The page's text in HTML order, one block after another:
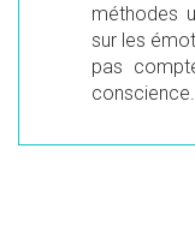
méthodes
sur les
pas
conscience.